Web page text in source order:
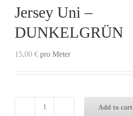
Jersey Uni –
DUNKELGRÜN
15,00 € pro Meter
Add to cart